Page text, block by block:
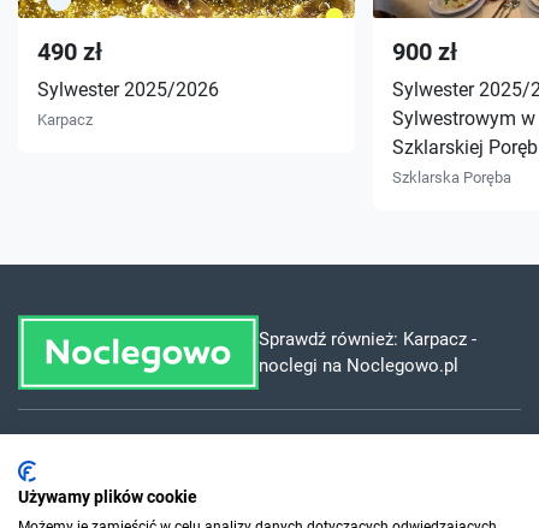
490 zł
Sylwester 2025/2026
Karpacz
900 zł
Sylwester 2025/
Sylwestrowym
Szklarskiej
Szklarska Poręba
Sprawdź również: Karpacz -
noclegi na Noclegowo.pl
Używamy plików cookie